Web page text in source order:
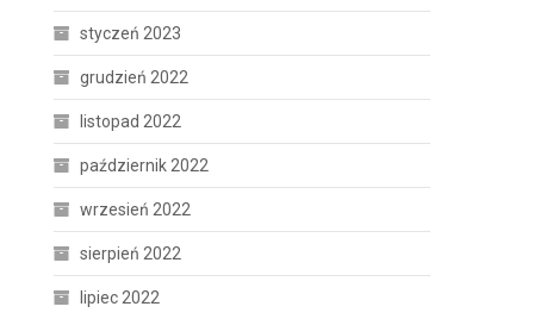
styczeń 2023
grudzień 2022
listopad 2022
październik 2022
wrzesień 2022
sierpień 2022
lipiec 2022